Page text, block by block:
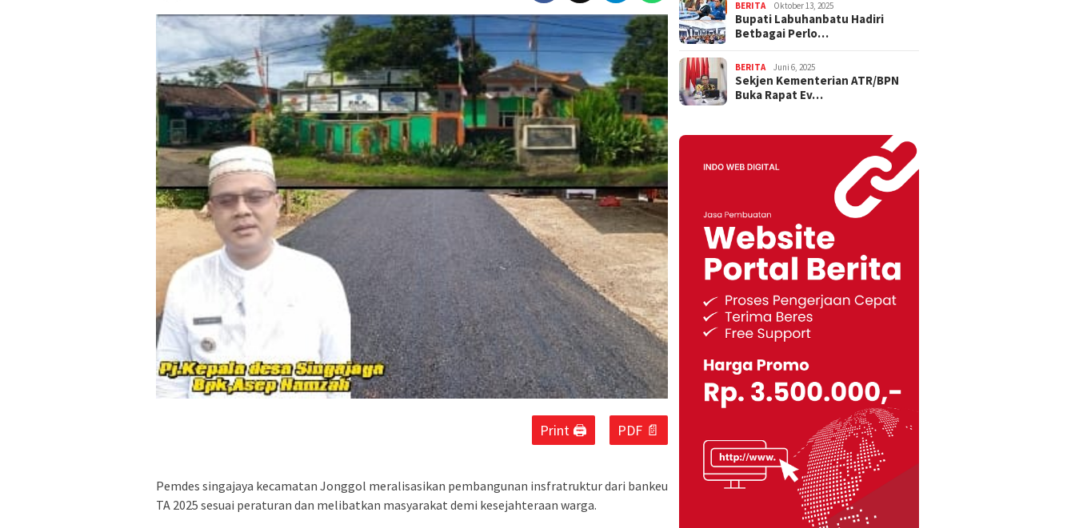
Print 🖨 PDF 📄
Pemdes singajaya kecamatan Jonggol meralisasikan pembangunan insfratruktur dari bankeu
TA 2025 sesuai peraturan dan melibatkan masyarakat demi kesejahteraan warga.
BERITA Oktober 13, 2025
Bupati Labuhanbatu Hadiri
Betbagai Perlo…
BERITA Juni 6, 2025
Sekjen Kementerian ATR/BPN
Buka Rapat Ev…